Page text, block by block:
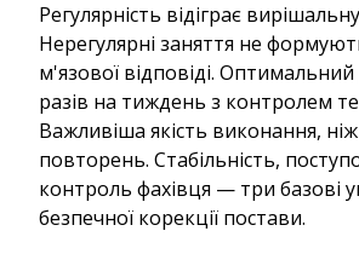
Регулярність відіграє
Нерегулярні заняття не
м'язової відповіді.
разів на тиждень з контролем
Важливіша якість виконання, ніж
повторень. Стабільність,
контроль фахівця — три базові
безпечної корекції постави.